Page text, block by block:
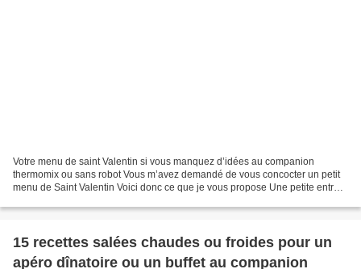
Votre menu de saint Valentin si vous manquez d’idées au companion
thermomix ou sans robot Vous m’avez demandé de vous concocter un petit
menu de Saint Valentin Voici donc ce que je vous propose Une petite entrée
15 recettes salées chaudes ou froides pour un
apéro dînatoire ou un buffet au companion